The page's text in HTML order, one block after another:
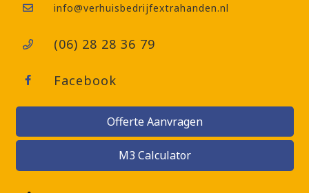
info@verhuisbedrijfextrahanden.nl
(06) 28 28 36 79
Facebook
Offerte Aanvragen
M3 Calculator